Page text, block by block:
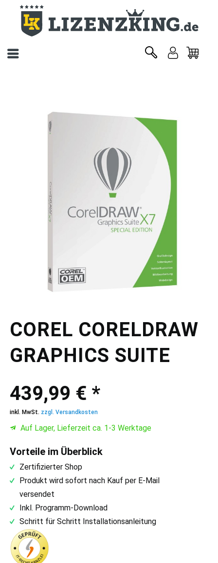
COREL CORELDRAW
GRAPHICS SUITE
439,99 € *
inkl. MwSt. zzgl. Versandkosten
Auf Lager, Lieferzeit ca. 1-3 Werktage
Vorteile im Überblick
Zertifizierter Shop
Produkt wird sofort nach Kauf per E-Mail
versendet
Inkl. Programm-Download
Schritt für Schritt Installationsanleitung